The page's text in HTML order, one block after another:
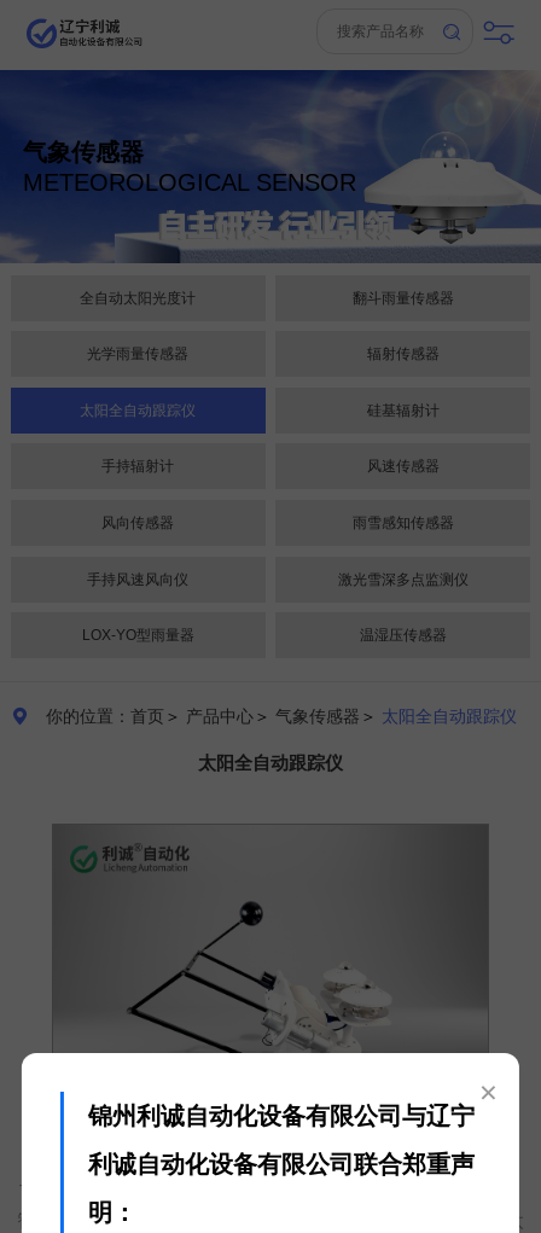
×
锦州利诚自动化设备有限公司与辽宁
利诚自动化设备有限公司联合郑重声
明：
气象传感器
METEOROLOGICAL SENSOR
全自动太阳光度计 翻斗雨量传感器
光学雨量传感器 辐射传感器
太阳全自动跟踪仪 硅基辐射计
手持辐射计 风速传感器
风向传感器 雨雪感知传感器
手持风速风向仪 激光雪深多点监测仪
LOX-YO型雨量器 温湿压传感器
 你的位置：首页 ＞ 产品中心＞ 气象传感器 ＞ 太阳全自动跟踪仪
太阳全自动跟踪仪
多功能太阳全自动跟踪仪 TBS-2LGG-2
TBS-2LGG-2多功能太阳全自动跟踪仪是一款集高精度传感器、
智能算法与精密机械结构于一体的创新产品。它能够实时追踪太